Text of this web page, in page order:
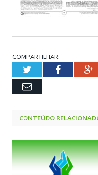
COMPARTILHAR:
TwitterFacebook
Email
CONTEÚDO